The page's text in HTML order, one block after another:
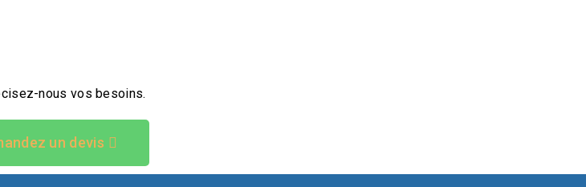
nous vos besoins.
un devis